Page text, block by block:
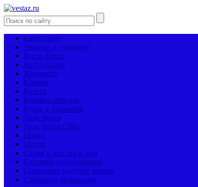
карта сайта
Тюнинг и стайлинг
Веста Кросс
Веста Спорт
Жидкости
Климат
Колеса
Коробка передач
Кузов и багажник
Лада Веста
Лада Веста CNG
Мозги
Мотор
Салон и все что в нем
Световое оборудование
Сравнение моделей машин
Страницы механиков